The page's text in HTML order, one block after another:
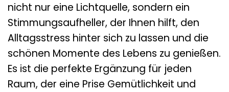
nicht nur eine Lichtquelle, sondern ein
Stimmungsaufheller, der Ihnen hilft, den
Alltagsstress hinter sich zu lassen und die
schönen Momente des Lebens zu genießen.
Es ist die perfekte Ergänzung für jeden
Raum, der eine Prise Gemütlichkeit und